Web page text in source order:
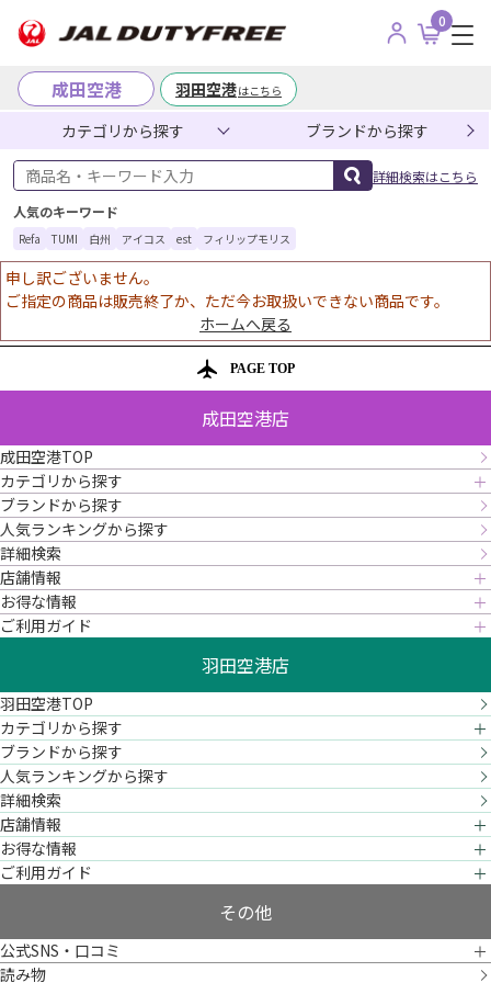
0
成田空港 羽田空港はこちら
カテゴリから探す ブランドから探す
商品名・キーワード入力
詳細検索はこちら
人気のキーワード
Refa TUMI 白州 アイコス est フィリップモリス
申し訳ございません。
ご指定の商品は販売終了か、ただ今お取扱いできない商品です。
ホームへ戻る
PAGE TOP
成田空港店
成田空港TOP
カテゴリから探す
ブランドから探す
人気ランキングから探す
詳細検索
店舗情報
お得な情報
ご利用ガイド
羽田空港店
羽田空港TOP
カテゴリから探す
ブランドから探す
人気ランキングから探す
詳細検索
店舗情報
お得な情報
ご利用ガイド
その他
公式SNS・口コミ
読み物